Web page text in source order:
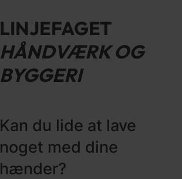
LINJEFAGET
HÅNDVÆRK OG
BYGGERI
Kan du lide at lave
noget med dine
hænder?